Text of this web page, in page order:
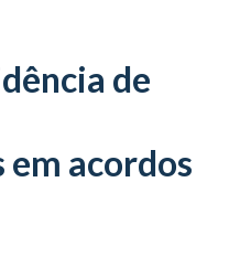
de
acordos